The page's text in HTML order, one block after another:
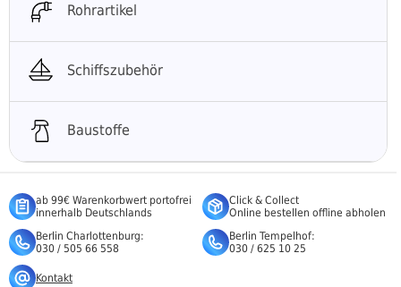
Rohrartikel
Schiffszubehör
Baustoffe
ab 99€ Warenkorbwert portofrei
innerhalb Deutschlands
Click & Collect
Online bestellen offline abholen
Berlin Charlottenburg:
030 / 505 66 558
Berlin Tempelhof:
030 / 625 10 25
Kontakt